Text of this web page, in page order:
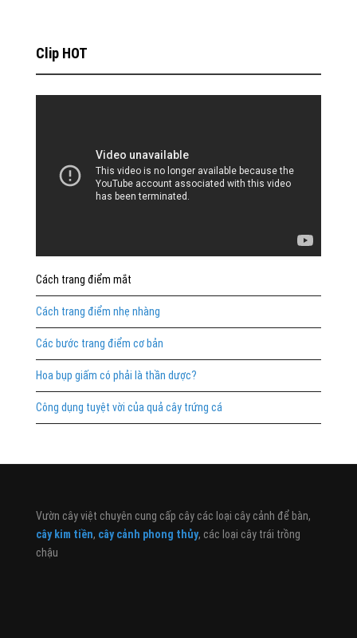
Clip HOT
Cách trang điểm mắt
Cách trang điểm nhẹ nhàng
Các bước trang điểm cơ bản
Hoa bụp giấm có phải là thần dược?
Công dụng tuyệt vời của quả cây trứng cá
Vườn cây việt chuyên cung cấp cây các loại cây cảnh để bàn,
cây kim tiền, cây cảnh phong thủy, các loại cây trái trồng
chậu